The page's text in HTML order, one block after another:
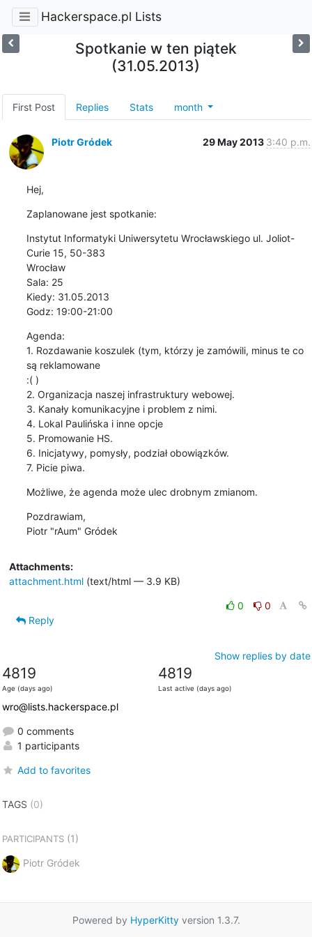
Hackerspace.pl Lists
Spotkanie w ten piątek
(31.05.2013)
First Post Replies Stats month
Piotr Gródek 29 May 2013 3:40 p.m.
Hej,
Zaplanowane jest spotkanie:
Instytut Informatyki Uniwersytetu Wrocławskiego ul. Joliot-
Curie 15, 50-383
Wrocław
Sala: 25
Kiedy: 31.05.2013
Godz: 19:00-21:00
Agenda:
1. Rozdawanie koszulek (tym, którzy je zamówili, minus te co
są reklamowane
:( )
2. Organizacja naszej infrastruktury webowej.
3. Kanały komunikacyjne i problem z nimi.
4. Lokal Paulińska i inne opcje
5. Promowanie HS.
6. Inicjatywy, pomysły, podział obowiązków.
7. Picie piwa.
Możliwe, że agenda może ulec drobnym zmianom.
Pozdrawiam,
Piotr "rAum" Gródek
Attachments:
attachment.html(text/html — 3.9 KB)
0
0
Reply
Show replies by date
4819
Age (days ago)
4819
Last active (days ago)
wro@lists.hackerspace.pl
0 comments
1 participants
Add to favorites
TAGS (0)
PARTICIPANTS(1)
Piotr Gródek
Powered by HyperKittyversion 1.3.7.